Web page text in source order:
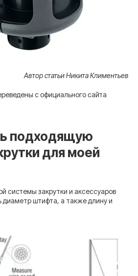
Автор статьи Никита Климентьев
с официального сайта
подходящую
для моей
системы закрутки и аксессуаров
диаметр штифта, а также длину и